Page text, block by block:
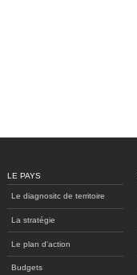
LE PAYS
Le diagnositc de territoire
La stratégie
Le plan d'action
Budgets